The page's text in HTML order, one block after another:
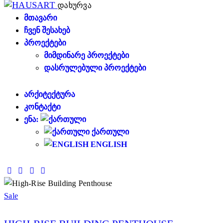
დახურვა
ᲛᲗᲐᲕᲐᲠᲘ
ᲩᲕᲔᲜ ᲨᲔᲡᲐᲮᲔᲑ
ᲞᲠᲝᲔᲥᲢᲔᲑᲘ
ᲛᲘᲛᲓᲘᲜᲐᲠᲔ ᲞᲠᲝᲔᲥᲢᲔᲑᲘ
ᲓᲐᲡᲠᲣᲚᲔᲑᲣᲚᲘ ᲞᲠᲝᲔᲥᲢᲔᲑᲘ
ᲐᲠᲥᲘᲢᲔᲥᲢᲣᲠᲐ
ᲙᲝᲜᲢᲐᲥᲢᲘ
ᲔᲜᲐ:
ᲥᲐᲠᲗᲣᲚᲘ
ENGLISH
Sale